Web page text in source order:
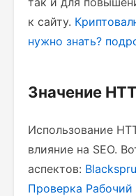
к сайту.
нужно знать?
Значение
Использование
влияние на SEO.
аспектов:
Проверка